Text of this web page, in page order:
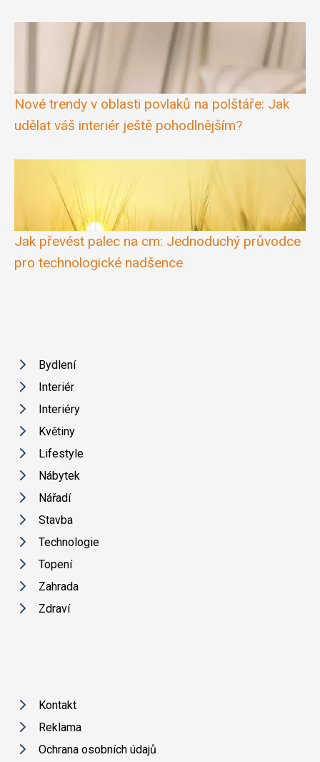
Nové trendy v oblasti povlaků na polštáře: Jak
udělat váš interiér ještě pohodlnějším?
Jak převést palec na cm: Jednoduchý průvodce
pro technologické nadšence
Bydlení
Interiér
Interiéry
Květiny
Lifestyle
Nábytek
Nářadí
Stavba
Technologie
Topení
Zahrada
Zdraví
Kontakt
Reklama
Ochrana osobních údajů